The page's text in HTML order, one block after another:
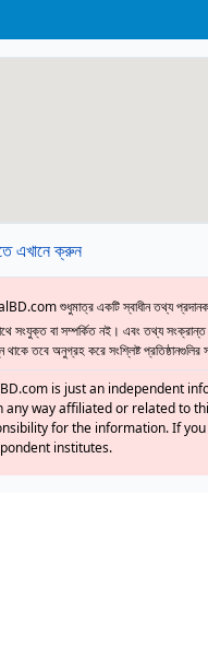
এখানে ক্রুন
শুধুমাত্র একটি স্বাধীন তথ্য
সংযুক্ত বা সম্পর্কিত নই। এবং তথ্য
তবে অনুগ্রহ করে সংশ্লিষ্ট
is just an independent
any way affiliated or related to
for the information. If
institutes.